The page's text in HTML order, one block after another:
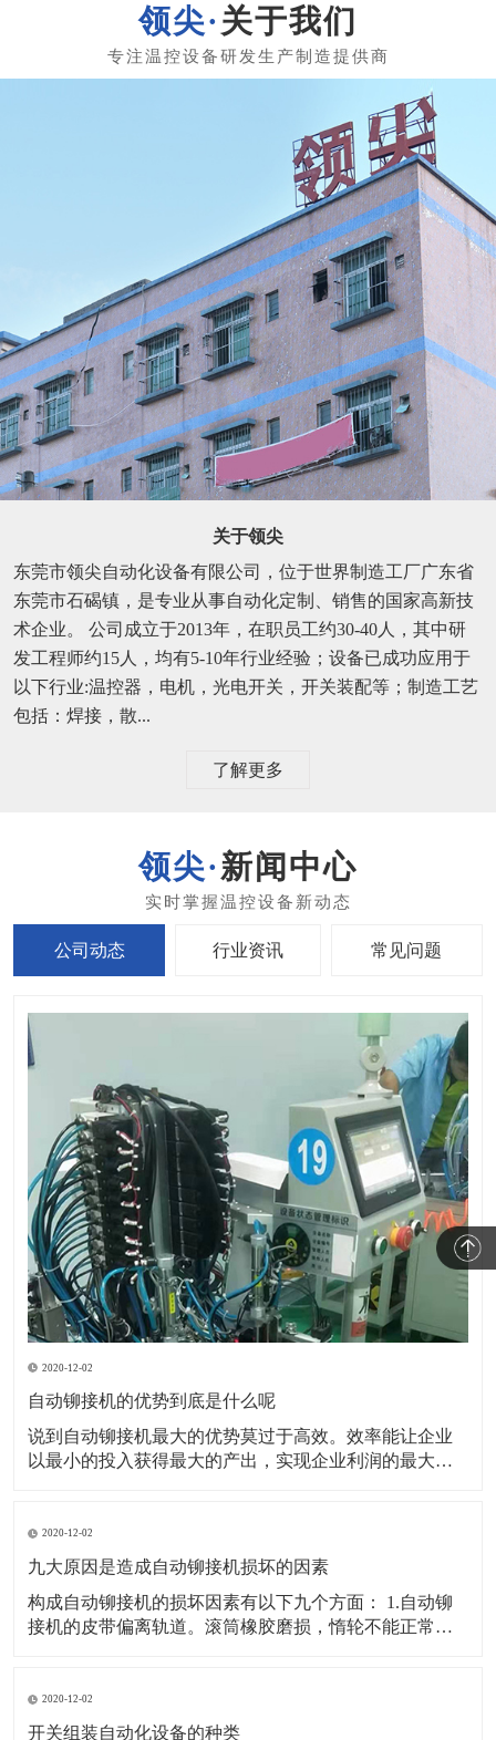
关于我们
关于领尖
东莞市领尖自动化设备有限公司，位于世界制造工厂广东省
东莞市石碣镇，是专业从事自动化定制、销售的国家高新技
术企业。 公司成立于2013年，在职员工约30-40人，其中研
发工程师约15人，均有5-10年行业经验；设备已成功应用于
以下行业:温控器，电机，光电开关，开关装配等；制造工艺
包括：焊接，散...
了解更多
新闻中心
公司动态 行业资讯 常见问题
2020-12-02
自动铆接机的优势到底是什么呢
说到自动铆接机最大的优势莫过于高效。效率能让企业
以最小的投入获得最大的产出，实现企业利润的最大
有工作效率。并且逐个人工铆接也不可能保证产品的一
致性。所以企业必然会选择可以实现自动穿接自动铆接
2020-12-02
九大原因是造成自动铆接机损坏的因素
构成自动铆接机的损坏因素有以下九个方面： 1.自动铆
接机的皮带偏离轨道。滚筒橡胶磨损，惰轮不能正常工
在，在排出之前，皮带部分中的惰轮有一定的磨损。 2.
自动铆接机的皮带返回部分固定在骨灰上
2020-12-02
开关组装自动化设备的种类